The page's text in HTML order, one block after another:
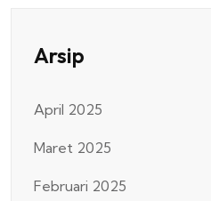
Arsip
April 2025
Maret 2025
Februari 2025